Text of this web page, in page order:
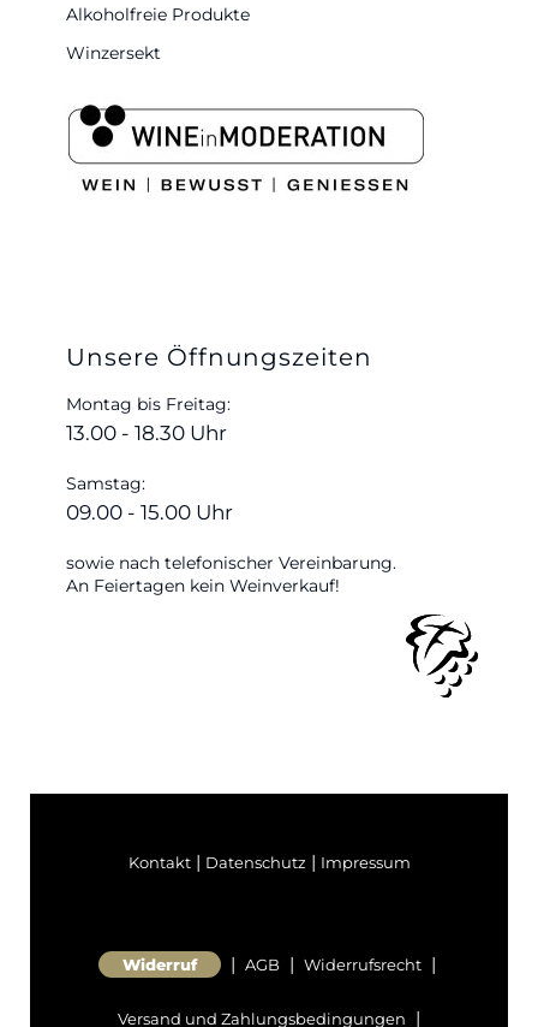
Alkoholfreie Produkte
Winzersekt
Unsere Öffnungszeiten
Montag bis Freitag:
13.00 - 18.30 Uhr
Samstag:
09.00 - 15.00 Uhr
sowie nach telefonischer Vereinbarung.
An Feiertagen kein Weinverkauf!
Kontakt| Datenschutz | Impressum
Widerruf | AGB | Widerrufsrecht|
Versand und Zahlungsbedingungen |